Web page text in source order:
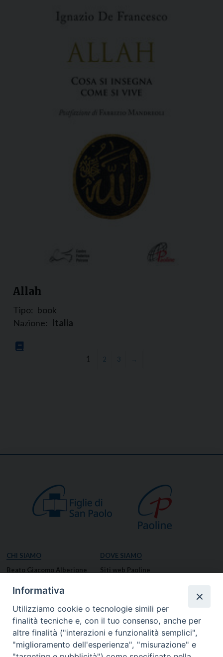
Allah
Tipo: book
Nazione: Italia
1 2 3 →
CHI SIAMO
Beato Giacomo Alberione
Missione Paolina
Luoghi delle Origini
Governo Generale
DOVE SIAMO
Siti web Paoline
Notizie dal governo generale
Notizie in breve
RISORSE
Informativa
Utilizziamo cookie o tecnologie simili per
finalità tecniche e, con il tuo consenso, anche per
altre finalità ("interazioni e funzionalità semplici",
"miglioramento dell'esperienza", "misurazione" e